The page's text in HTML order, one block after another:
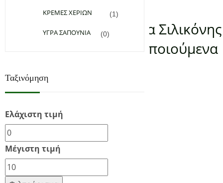
ΚΡΕΜΕΣ ΧΕΡΙΩΝ (1)
ΥΓΡΑ ΣΑΠΟΥΝΙΑ (0)
Ταξινόμηση
Ελάχιστη τιμή
Μέγιστη τιμή
Αντιρυτιδικά Επιθέματα Σιλικόνης
Χειλιών Επαναχρησιμοποιούμενα